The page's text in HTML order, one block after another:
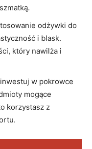
odżywki do
i blask.
który nawilża i
w pokrowce
mogące
korzystasz z